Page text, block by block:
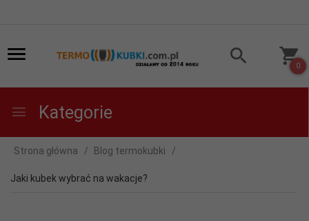
0
Kategorie
Strona główna Blog termokubki
Jaki kubek wybrać na wakacje?